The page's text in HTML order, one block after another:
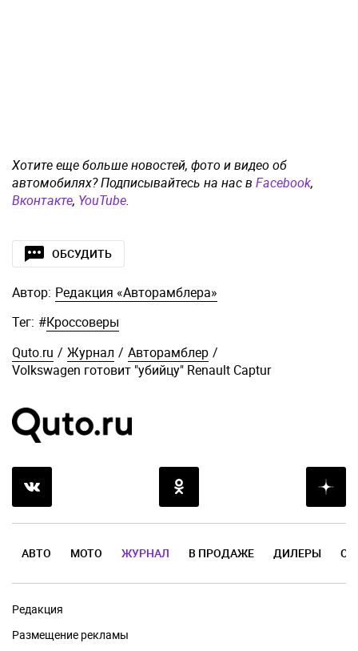
Хотите еще больше новостей, фото и видео об
автомобилях? Подписывайтесь на нас в Facebook,
Вконтакте, YouTube.
ОБСУДИТЬ
Автор: Редакция «Авторамблера»
Тег: #Кроссоверы
Quto.ru / Журнал / Авторамблер /
Volkswagen готовит "убийцу" Renault Captur
АВТО МОТО ЖУРНАЛ В ПРОДАЖЕ ДИЛЕРЫ
Редакция
Размещение рекламы